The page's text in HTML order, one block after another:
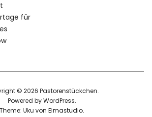
für
© 2026 Pastorenstückchen
Powered byWordPress
Theme: Uku von Elmastudio